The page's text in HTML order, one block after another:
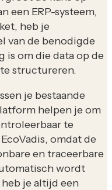
een ERP-systeem,
heb je
van de benodigde
is om die data op de
structureren.
je bestaande
helpen je om
te
omdat de
en traceerbare
wordt
je altijd een